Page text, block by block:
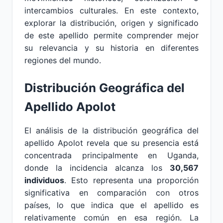
intercambios culturales. En este contexto,
explorar la distribución, origen y significado
de este apellido permite comprender mejor
su relevancia y su historia en diferentes
regiones del mundo.
Distribución Geográfica del
Apellido Apolot
El análisis de la distribución geográfica del
apellido Apolot revela que su presencia está
concentrada principalmente en Uganda,
donde la incidencia alcanza los 30,567
individuos. Esto representa una proporción
significativa en comparación con otros
países, lo que indica que el apellido es
relativamente común en esa región. La